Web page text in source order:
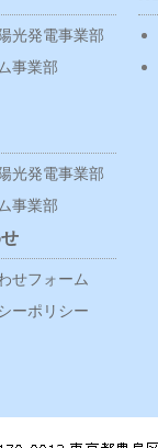
光発電事業部
事業部
光発電事業部
事業部
せフォーム
ーポリシー